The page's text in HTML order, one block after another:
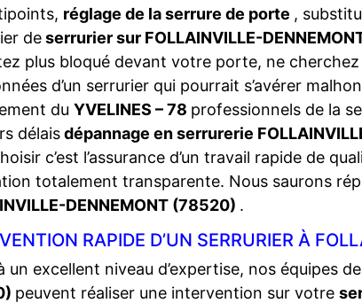
réglage de la serrure de porte ,
deserrurier sur FOLLAINVILLE-
plus bloqué devant votre porte, ne
d’un serrurier qui pourrait s’avérer
du YVELINES – 78 professionnels de la
délaisdépannage en serrurerie
c’est l’assurance d’un travail rapide de
totalement transparente. Nous saurons
DENNEMONT (78520) .
RAPIDE D’UN SERRURIER À
un excellent niveau d’expertise, nos équipes de
peuvent réaliser une intervention sur votre